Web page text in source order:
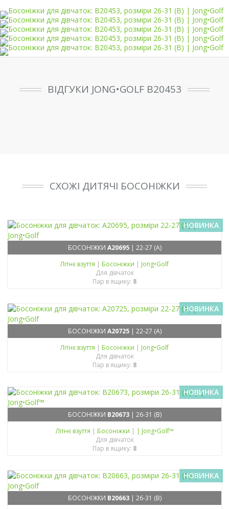
ВІДГУКИ JONG•GOLF B20453
СХОЖІ ДИТЯЧІ БОСОНІЖКИ
НОВИНКА
БОСОНІЖКИ A20695| 22-27 (A)
Літнє взуття | Босоніжки | Jong•Golf
Для дівчаток
Пар в ящику: 8
НОВИНКА
БОСОНІЖКИ A20725| 22-27 (A)
Літнє взуття | Босоніжки | Jong•Golf
Для дівчаток
Пар в ящику: 8
НОВИНКА
БОСОНІЖКИ B20673| 26-31 (B)
Літнє взуття | Босоніжки | | Jong•Golf™
Для дівчаток
Пар в ящику: 8
НОВИНКА
БОСОНІЖКИ B20663| 26-31 (B)